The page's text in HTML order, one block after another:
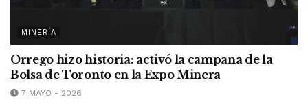
MINERÍA
Orrego hizo historia: activó la campana de la
Bolsa de Toronto en la Expo Minera
7 MAYO - 2026